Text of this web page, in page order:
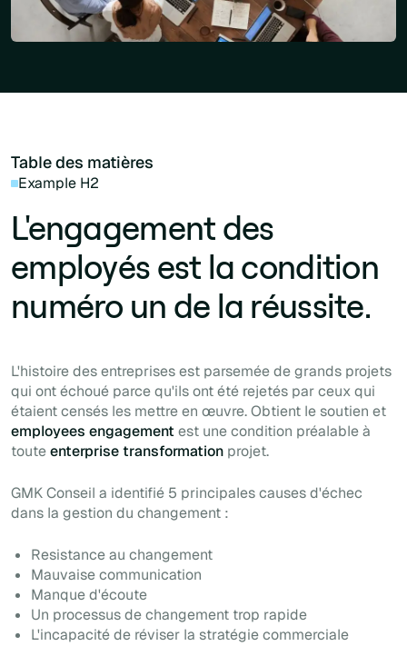
Table des matières
Example H2
L'engagement des
employés est la condition
numéro un de la réussite.
L'histoire des entreprises est parsemée de grands projets
qui ont échoué parce qu'ils ont été rejetés par ceux qui
étaient censés les mettre en œuvre. Obtient le soutien et
employees engagement est une condition préalable à
touteenterprise transformation projet.
GMK Conseil a identifié 5 principales causes d'échec
dans la gestion du changement :
Resistance au changement
Mauvaise communication
Manque d'écoute
Un processus de changement trop rapide
L'incapacité de réviser la stratégie commerciale